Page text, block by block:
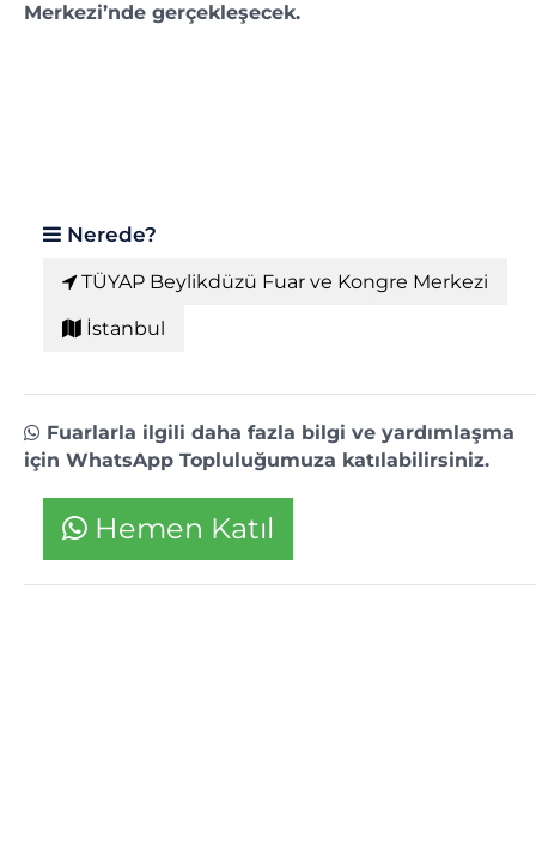
Merkezi’nde gerçekleşecek.
Nerede?
TÜYAP Beylikdüzü Fuar ve Kongre Merkezi
İstanbul
Fuarlarla ilgili daha fazla bilgi ve yardımlaşma
için WhatsApp Topluluğumuza katılabilirsiniz.
Hemen Katıl